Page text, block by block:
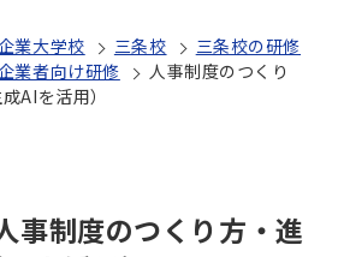
業大学校 三条校
三条校の研修
業者向け研修
人事制度のつくり
AIを活用）
事制度のつくり方・進